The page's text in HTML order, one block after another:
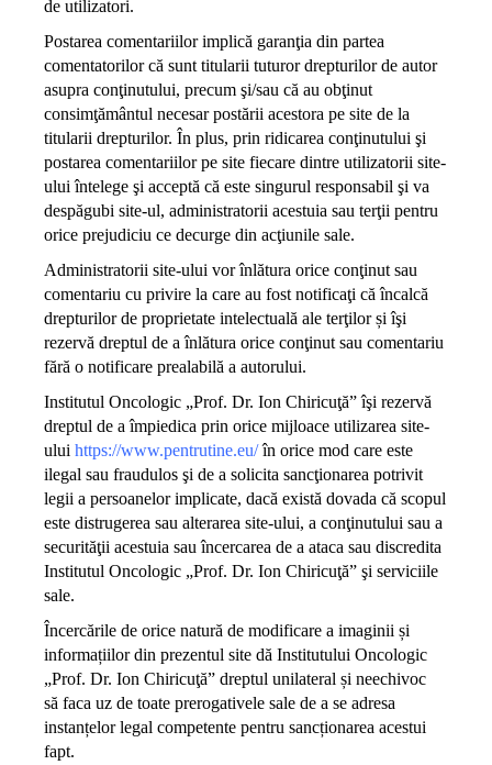
de utilizatori.
Postarea comentariilor implică garanţia din partea
comentatorilor că sunt titularii tuturor drepturilor de autor
asupra conţinutului, precum şi/sau că au obţinut
consimţământul necesar postării acestora pe site de la
titularii drepturilor. În plus, prin ridicarea conţinutului şi
postarea comentariilor pe site fiecare dintre utilizatorii site-
ului întelege şi acceptă că este singurul responsabil şi va
despăgubi site-ul, administratorii acestuia sau terţii pentru
orice prejudiciu ce decurge din acţiunile sale.
Administratorii site-ului vor înlătura orice conţinut sau
comentariu cu privire la care au fost notificaţi că încalcă
drepturilor de proprietate intelectuală ale terţilor și îşi
rezervă dreptul de a înlătura orice conţinut sau comentariu
fără o notificare prealabilă a autorului.
Institutul Oncologic „Prof. Dr. Ion Chiricuţă” îşi rezervă
dreptul de a împiedica prin orice mijloace utilizarea site-
ului https://www.pentrutine.eu/în orice mod care este
ilegal sau fraudulos şi de a solicita sancţionarea potrivit
legii a persoanelor implicate, dacă există dovada că scopul
este distrugerea sau alterarea site-ului, a conţinutului sau a
securităţii acestuia sau încercarea de a ataca sau discredita
Institutul Oncologic „Prof. Dr. Ion Chiricuţă” şi serviciile
sale.
Încercările de orice natură de modificare a imaginii și
informațiilor din prezentul site dă Institutului Oncologic
„Prof. Dr. Ion Chiricuţă” dreptul unilateral și neechivoc
să faca uz de toate prerogativele sale de a se adresa
instanțelor legal competente pentru sancționarea acestui
fapt.